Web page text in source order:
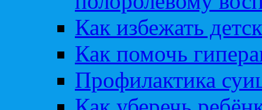
Как избежать
Как помочь
Профилактика